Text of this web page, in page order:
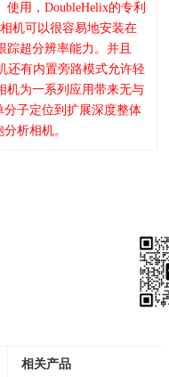
用，DoubleHelix的专利
机可以很容易地安装在
踪超分辨率能力。并且
还有内置旁路模式允许轻
机为一系列应用带来无与
子定位到扩展深度整体
析相机。
相关产品